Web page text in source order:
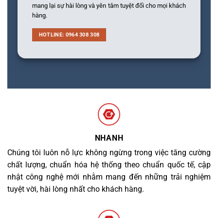
mang lại sự hài lòng và yên tâm tuyệt đối cho mọi khách
hàng.
HOTLINE: 0964 308 308
NHANH
Chúng tôi luôn nỗ lực không ngừng trong việc tăng cường
chất lượng, chuẩn hóa hệ thống theo chuẩn quốc tế, cập
nhật công nghệ mới nhằm mang đến những trải nghiệm
tuyệt vời, hài lòng nhất cho khách hàng.